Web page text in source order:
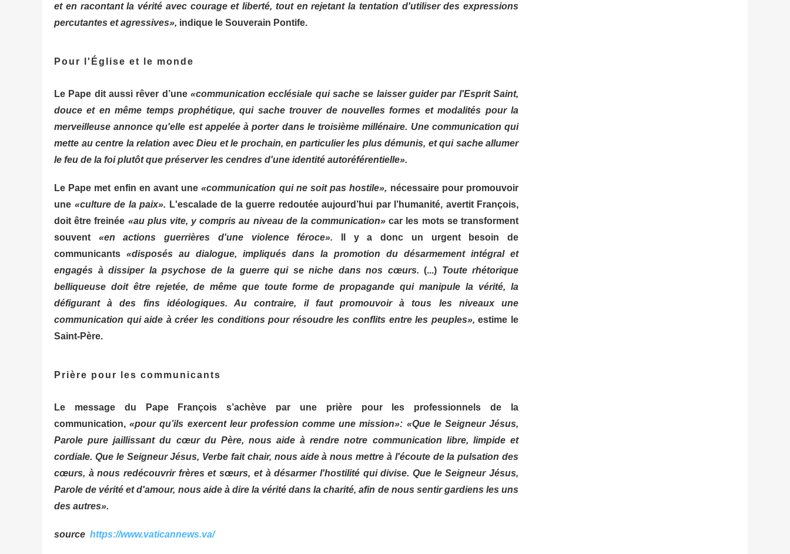
et en racontant la vérité avec courage et liberté, tout en rejetant la tentation d'utiliser des expressions
percutantes et agressives», indique le Souverain Pontife.
Pour l'Église et le monde
Le Pape dit aussi rêver d’une «communication ecclésiale qui sache se laisser guider par l'Esprit Saint,
douce et en même temps prophétique, qui sache trouver de nouvelles formes et modalités pour la
merveilleuse annonce qu'elle est appelée à porter dans le troisième millénaire. Une communication qui
mette au centre la relation avec Dieu et le prochain, en particulier les plus démunis, et qui sache allumer
le feu de la foi plutôt que préserver les cendres d'une identité autoréférentielle».
Le Pape met enfin en avant une«communication qui ne soit pas hostile», nécessaire pour promouvoir
une «culture de la paix». L'escalade de la guerre redoutée aujourd’hui par l’humanité, avertit François,
doit être freinée «au plus vite, y compris au niveau de la communication» car les mots se transforment
souvent «en actions guerrières d'une violence féroce». Il y a donc un urgent besoin de
communicants «disposés au dialogue, impliqués dans la promotion du désarmement intégral et
engagés à dissiper la psychose de la guerre qui se niche dans nos cœurs. (...) Toute rhétorique
belliqueuse doit être rejetée, de même que toute forme de propagande qui manipule la vérité, la
défigurant à des fins idéologiques. Au contraire, il faut promouvoir à tous les niveaux une
communication qui aide à créer les conditions pour résoudre les conflits entre les peuples», estime le
Saint-Père.
Prière pour les communicants
Le message du Pape François s’achève par une prière pour les professionnels de la
communication,«pour qu’ils exercent leur profession comme une mission»: «Que le Seigneur Jésus,
Parole pure jaillissant du cœur du Père, nous aide à rendre notre communication libre, limpide et
cordiale. Que le Seigneur Jésus, Verbe fait chair, nous aide à nous mettre à l'écoute de la pulsation des
cœurs, à nous redécouvrir frères et sœurs, et à désarmer l'hostilité qui divise. Que le Seigneur Jésus,
Parole de vérité et d'amour, nous aide à dire la vérité dans la charité, afin de nous sentir gardiens les uns
des autres».
source https://www.vaticannews.va/